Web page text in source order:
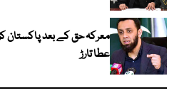
معرکہ حق کے بعد پاکستان
عطا تارڑ